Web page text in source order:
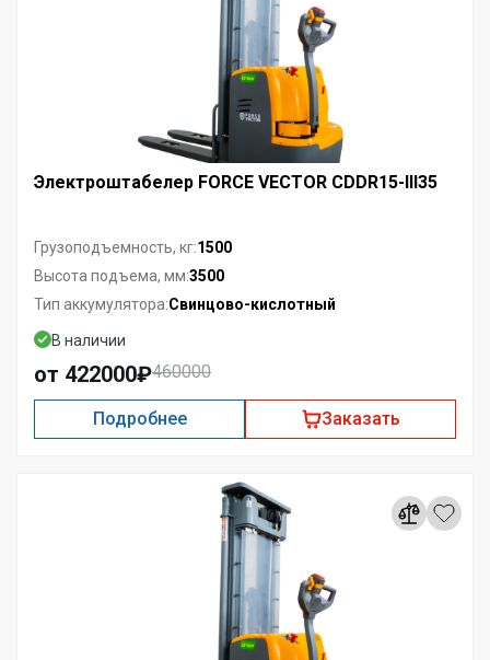
Электроштабелер FORCE VECTOR CDDR15-III35
Грузоподъемность, кг:1500
Высота подъема, мм:3500
Тип аккумулятора:Свинцово-кислотный
В наличии
от 422000₽460000
Подробнее Заказать